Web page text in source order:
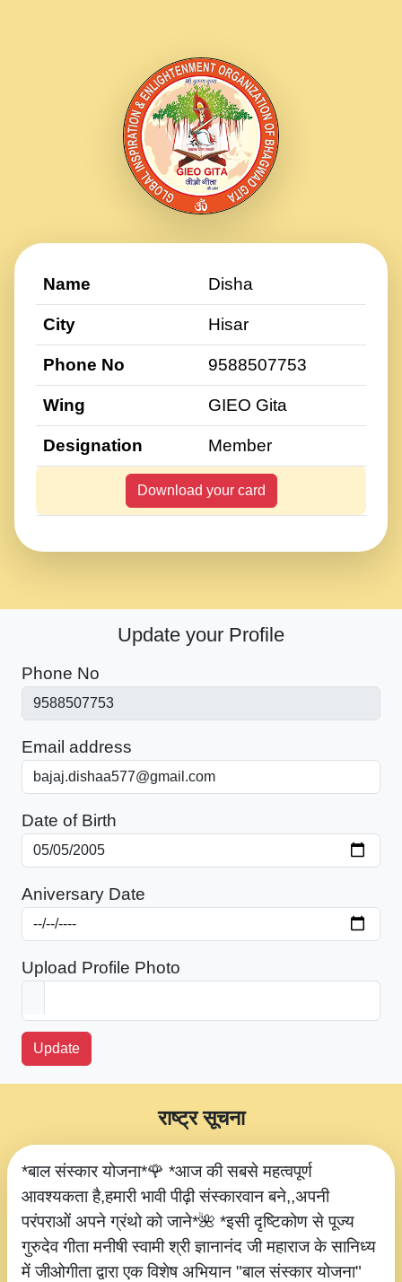
Name Disha
City Hisar
Phone No 9588507753
Wing GIEO Gita
Designation Member
Download your card
Update your Profile
Phone No
Email address
Date of Birth
Aniversary Date
Upload Profile Photo
Update
*बाल संस्कार योजना*🌹 *आज की सबसे महत्वपूर्ण
आवश्यकता है,हमारी भावी पीढ़ी संस्कारवान बने,,अपनी
परंपराओं अपने ग्रंथो को जाने*🌺 *इसी दृष्टिकोण से पूज्य
गुरुदेव गीता मनीषी स्वामी श्री ज्ञानानंद जी महाराज के सानिध्य
में जीओगीता द्वारा एक विशेष अभियान "बाल संस्कार योजना"
राष्ट्र सूचना